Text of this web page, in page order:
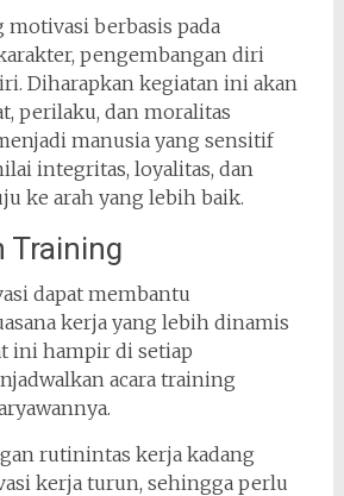
motivasi berbasis pada
pengembangan diri
Diharapkan kegiatan ini akan
perilaku, dan moralitas
manusia yang sensitif
integritas, loyalitas, dan
ke arah yang lebih baik.
Training
dapat membantu
kerja yang lebih dinamis
ini hampir di setiap
acara training
rutinintas kerja kadang
kerja turun, sehingga perlu